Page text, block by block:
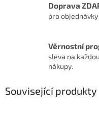
Doprava
pro objednávky
Věrnostní
sleva na
nákupy.
Související produkty